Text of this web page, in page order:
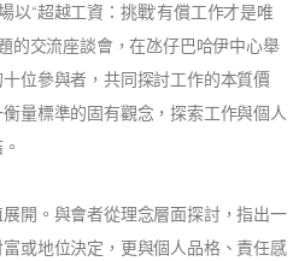
以“超越工資：挑戰‘有償工作才是唯
的交流座談會，在氹仔巴哈伊中心舉
位參與者，共同探討工作的本質價
量標準的固有觀念，探索工作與個人
開。與會者從理念層面探討，指出一
或地位決定，更與個人品格、責任感